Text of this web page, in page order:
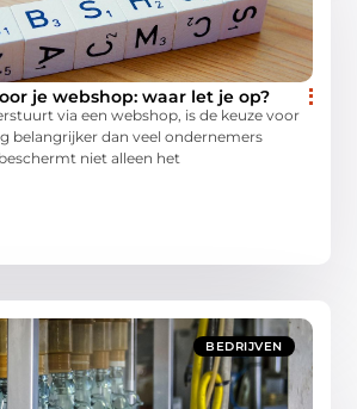
je webshop: waar let je op?
via een webshop, is de keuze voor
belangrijker dan veel ondernemers
niet alleen het
BEDRIJVEN